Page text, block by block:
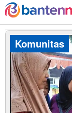
Lewati
ke
konten
Komunitas